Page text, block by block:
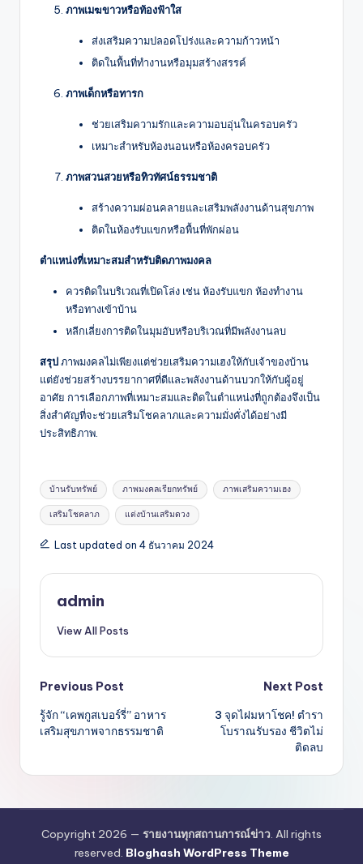
ภาพเมฆขาวหรือท้องฟ้าใส
ส่งเสริมความปลอดโปร่งและความก้าวหน้า
ติดในพื้นที่ทำงานหรือมุมสร้างสรรค์
ภาพเด็กหรือทารก
ช่วยเสริมความรักและความอบอุ่นในครอบครัว
เหมาะสำหรับห้องนอนหรือห้องครอบครัว
ภาพสวนสวยหรือทิวทัศน์ธรรมชาติ
สร้างความผ่อนคลายและเสริมพลังงานด้านสุขภาพ
ติดในห้องรับแขกหรือพื้นที่พักผ่อน
ตำแหน่งที่เหมาะสมสำหรับติดภาพมงคล
ควรติดในบริเวณที่เปิดโล่ง เช่น ห้องรับแขก ห้องทำงาน
หรือทางเข้าบ้าน
หลีกเลี่ยงการติดในมุมอับหรือบริเวณที่มีพลังงานลบ
สรุปภาพมงคลไม่เพียงแต่ช่วยเสริมความเฮงให้กับเจ้าของบ้าน
แต่ยังช่วยสร้างบรรยากาศที่ดีและพลังงานด้านบวกให้กับผู้อยู่
อาศัย การเลือกภาพที่เหมาะสมและติดในตำแหน่งที่ถูกต้องจึงเป็น
สิ่งสำคัญที่จะช่วยเสริมโชคลาภและความมั่งคั่งได้อย่างมี
ประสิทธิภาพ.
Tags:
บ้านรับทรัพย์ ภาพมงคลเรียกทรัพย์ ภาพเสริมความเฮง
เสริมโชคลาภ แต่งบ้านเสริมดวง
Last updated on 4 ธันวาคม 2024
admin
View All Posts
Post
navigation
Previous Post
รู้จัก “เคพกูสเบอร์รี่” อาหาร
เสริมสุขภาพจากธรรมชาติ
Next Post
3 จุดไฝมหาโชค! ตำรา
โบราณรับรอง ชีวิตไม่
ติดลบ
Copyright 2026 — รายงานทุกสถานการณ์ข่าว. All rights
reserved. Bloghash WordPress Theme